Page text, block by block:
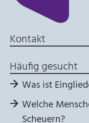
Kontakt
Häufig gesucht
Was ist
Welche
Scheuern?